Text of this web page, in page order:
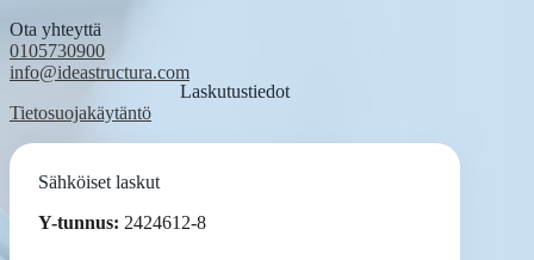
Ota yhteyttä
0105730900
info@ideastructura.com
Tietosuojakäytäntö
Laskutustiedot
Sähköiset laskut
Y-tunnus: 2424612-8